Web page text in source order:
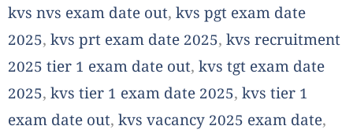
kvs nvs exam date out, kvs pgt exam date
2025, kvs prt exam date 2025, kvs recruitment
2025 tier 1 exam date out, kvs tgt exam date
2025, kvs tier 1 exam date 2025, kvs tier 1
exam date out, kvs vacancy 2025 exam date,